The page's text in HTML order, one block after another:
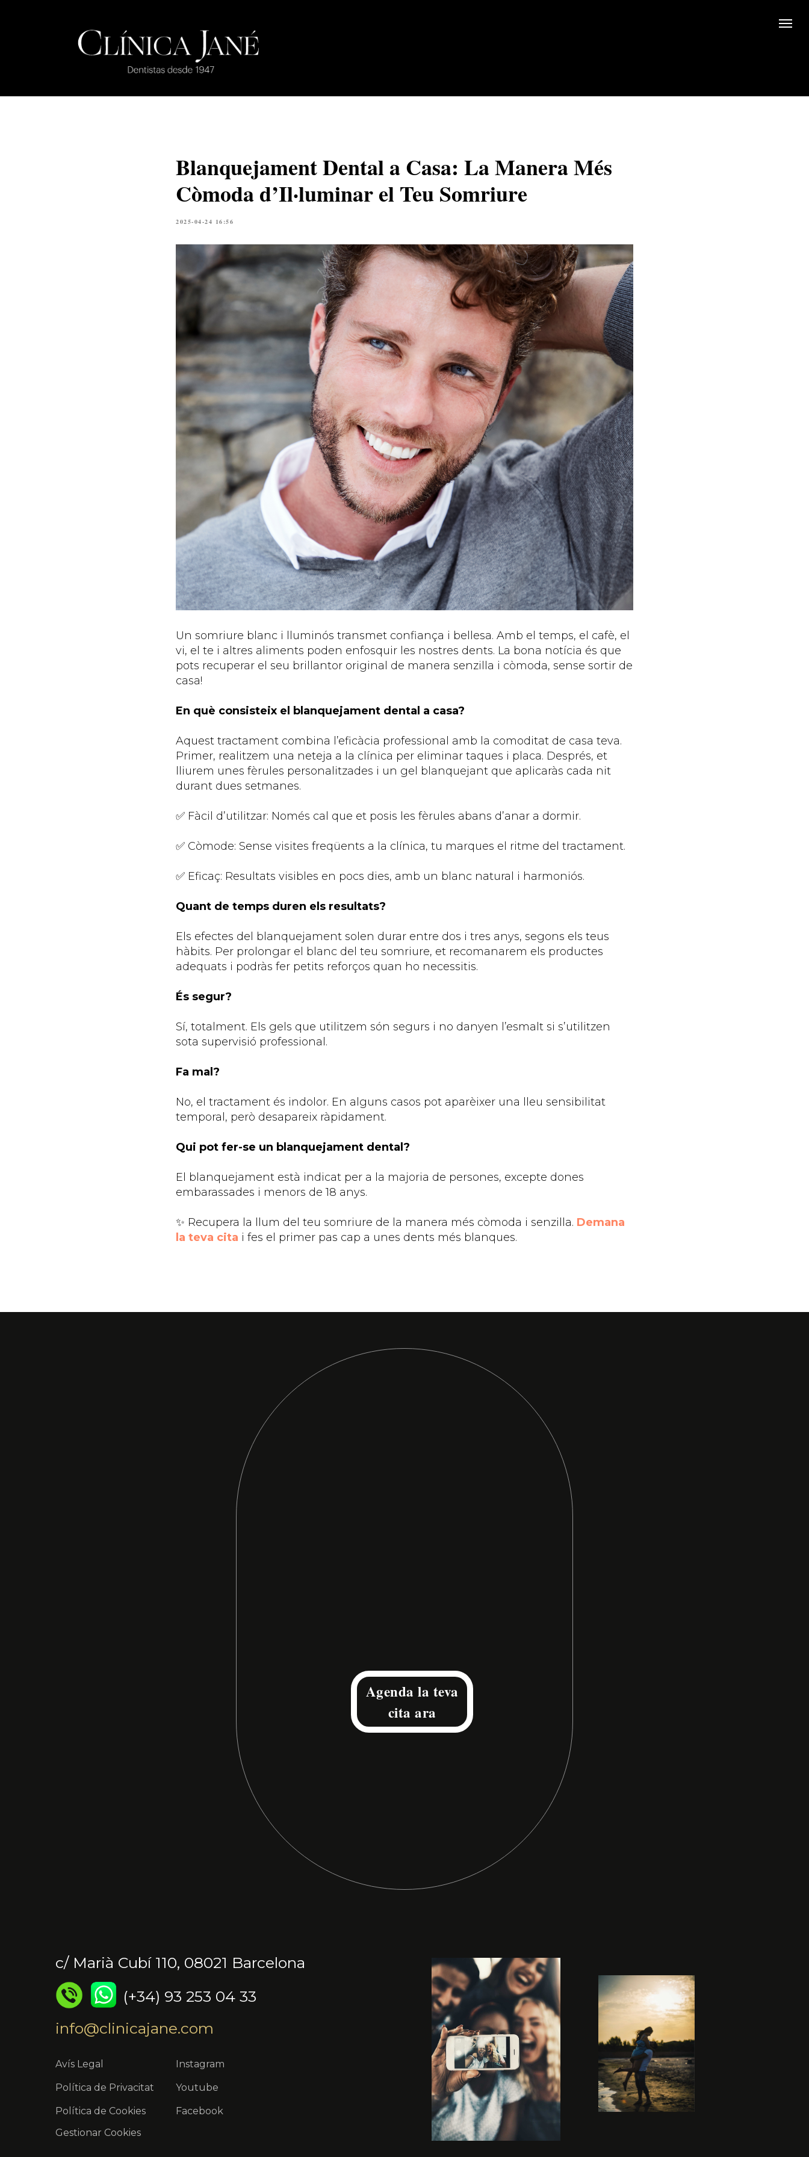
Blanquejament Dental a Casa: La Manera Més
Còmoda d’Il·luminar el Teu Somriure
2025-04-24 16:56
Un somriure blanc i lluminós transmet confiança i bellesa. Amb el temps, el cafè, el
vi, el te i altres aliments poden enfosquir les nostres dents. La bona notícia és que
pots recuperar el seu brillantor original de manera senzilla i còmoda, sense sortir de
casa!
En què consisteix el blanquejament dental a casa?
Aquest tractament combina l’eficàcia professional amb la comoditat de casa teva.
Primer, realitzem una neteja a la clínica per eliminar taques i placa. Després, et
lliurem unes fèrules personalitzades i un gel blanquejant que aplicaràs cada nit
durant dues setmanes.
✅ Fàcil d’utilitzar: Només cal que et posis les fèrules abans d’anar a dormir.
✅ Còmode: Sense visites freqüents a la clínica, tu marques el ritme del tractament.
✅ Eficaç: Resultats visibles en pocs dies, amb un blanc natural i harmoniós.
Quant de temps duren els resultats?
Els efectes del blanquejament solen durar entre dos i tres anys, segons els teus
hàbits. Per prolongar el blanc del teu somriure, et recomanarem els productes
adequats i podràs fer petits reforços quan ho necessitis.
És segur?
Sí, totalment. Els gels que utilitzem són segurs i no danyen l’esmalt si s’utilitzen
sota supervisió professional.
Fa mal?
No, el tractament és indolor. En alguns casos pot aparèixer una lleu sensibilitat
temporal, però desapareix ràpidament.
Qui pot fer-se un blanquejament dental?
El blanquejament està indicat per a la majoria de persones, excepte dones
embarassades i menors de 18 anys.
✨ Recupera la llum del teu somriure de la manera més còmoda i senzilla. Demana
la teva cita i fes el primer pas cap a unes dents més blanques.
Agenda la teva
cita ara
Instagram
Avís Legal
Youtube
Política de Cookies Facebook
Política de Privacitat
(+34) 93 253 04 33
c/ Marià Cubí 110, 08021 Barcelona
info@clinicajane.com
Gestionar Cookies